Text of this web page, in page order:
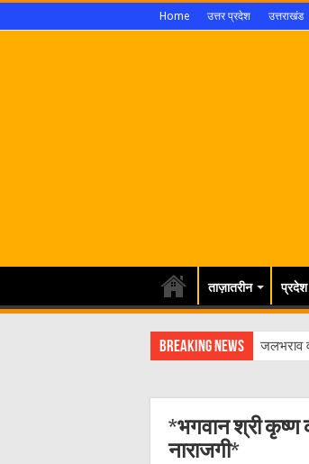
Home उत्तर प्रदेश उत्तराखंड
ताज़ातरीन प्रदेश
Breaking News एक
*भगवान श्री कृष्ण
नाराजगी*